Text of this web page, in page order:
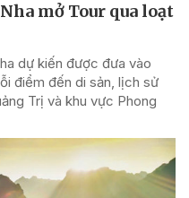
mở Tour qua loạt
dự kiến được đưa vào
điểm đến di sản, lịch sử
Trị và khu vực Phong